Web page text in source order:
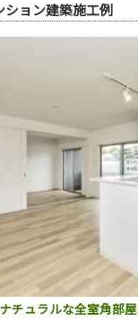
ション建築施工例
チュラルな全室角部